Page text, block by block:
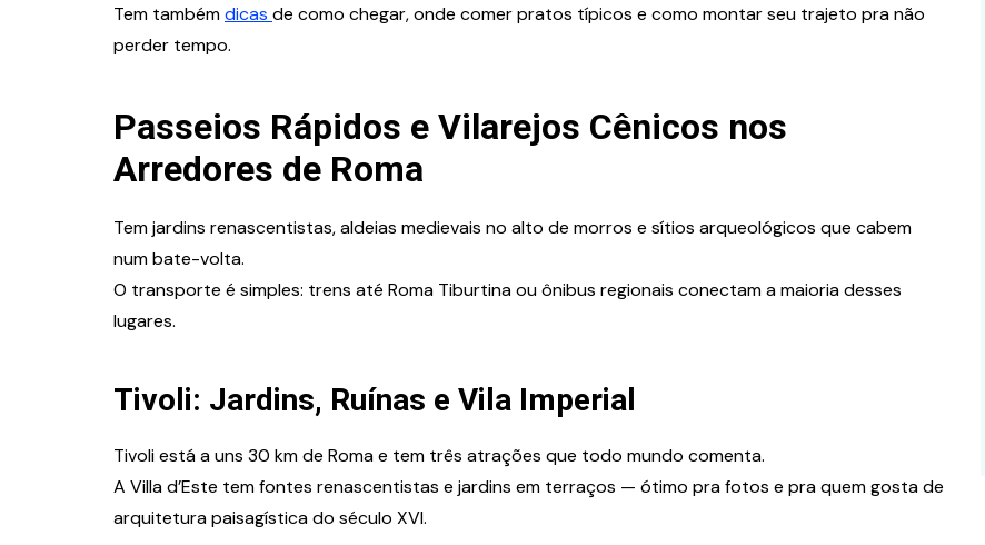
Tem tambémdicas de como chegar, onde comer pratos típicos e como montar seu trajeto pra não
perder tempo.
Passeios Rápidos e Vilarejos Cênicos nos
Arredores de Roma
Tem jardins renascentistas, aldeias medievais no alto de morros e sítios arqueológicos que cabem
num bate-volta.
O transporte é simples: trens até Roma Tiburtina ou ônibus regionais conectam a maioria desses
lugares.
Tivoli: Jardins, Ruínas e Vila Imperial
Tivoli está a uns 30 km de Roma e tem três atrações que todo mundo comenta.
A Villa d’Este tem fontes renascentistas e jardins em terraços — ótimo pra fotos e pra quem gosta de
arquitetura paisagística do século XVI.